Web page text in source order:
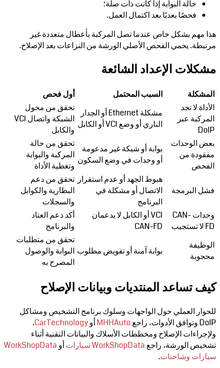
حالة البوابة إذا كانت ذات صلة؛
فحصًا بعديًا بعد اكتمال العمل.
هذا مهم بشكل خاص عندما تصل المركبة بأعطال متعددة غير
مرتبطة. يحمي الفحص الأصلي الورشة من النزاعات بعد الإصلاح.
مشكلات الإعداد الشائعة
المشكلة السبب المحتمل
أول فحص
الأداة لا تجد
المركبة عبر
DoIP
مشكلة Ethernet أو الجدار
الناري أو وضع VCI أو الكابل
تحقق من محول
الشبكة واتصال VCI
والكابل
بعض الوحدات
مفقودة من
الفحص
بوابة أو شبكة غير مدعومة
أو وحدات في وضع السكون
تحقق من حالة
المركبة والبوابة
وتغطية الأداة
فشل البرمجة
هبوط الجهد أو عدم استقرار
الاتصال أو مشكلة في
البرنامج
تحقق من دعم
البطارية والكوابل
والسجلات
وحدات CAN-
FD لا تستجيب
VCI أو الكابل لا يدعمان
CAN-FD
أكد دعم العتاد
والبرنامج
الوظيفة
محجوبة
بوابة آمنة أو تفويض مطلوب
تحقق من متطلبات
البوابة والوصول
المصرح به
كيف تساعد المنتديات وبيانات الإصلاح
للحوار العملي حول الواجهات وسلوك برنامج التشخيص ومشاكل
DoIP وتوافق الأدوات، راجع
MHHAutoأوCarTechnology
.
ولإجراءات الإصلاح ومخططات الأسلاك والبيانات التقنية أثناء
تشخيص الورشة، راجع WorkShopData سيارات أو WorkShopData
سيارات وشاحنات.